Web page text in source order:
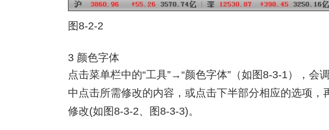
图8-2-2
3 颜色字体
点击菜单栏中的“工具”→“颜色字体”（如图8-3-1），会
中点击所需修改的内容，或点击下半部分相应的选项
修改(如图8-3-2、图8-3-3)。